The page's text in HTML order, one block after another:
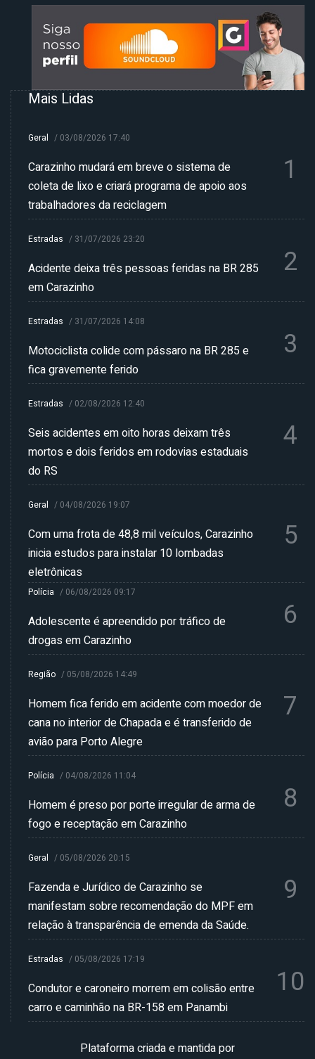
Mais Lidas
Geral / 03/08/2026 17:40
Carazinho mudará em breve o sistema de
coleta de lixo e criará programa de apoio aos
trabalhadores da reciclagem
1
Estradas / 31/07/2026 23:20
Acidente deixa três pessoas feridas na BR 285
em Carazinho
2
Estradas / 31/07/2026 14:08
Motociclista colide com pássaro na BR 285 e
fica gravemente ferido
3
Estradas / 02/08/2026 12:40
Seis acidentes em oito horas deixam três
mortos e dois feridos em rodovias estaduais
do RS
4
Geral / 04/08/2026 19:07
Com uma frota de 48,8 mil veículos, Carazinho
inicia estudos para instalar 10 lombadas
eletrônicas
5
Polícia / 06/08/2026 09:17
Adolescente é apreendido por tráfico de
drogas em Carazinho
6
Região / 05/08/2026 14:49
Homem fica ferido em acidente com moedor de
cana no interior de Chapada e é transferido de
avião para Porto Alegre
7
Polícia / 04/08/2026 11:04
Homem é preso por porte irregular de arma de
fogo e receptação em Carazinho
8
Geral / 05/08/2026 20:15
Fazenda e Jurídico de Carazinho se
manifestam sobre recomendação do MPF em
relação à transparência de emenda da Saúde.
9
Estradas / 05/08/2026 17:19
Condutor e caroneiro morrem em colisão entre
carro e caminhão na BR-158 em Panambi
10
Plataforma criada e mantida por